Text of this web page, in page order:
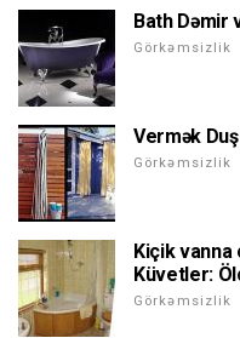
Bath Dəmir
Görkəmsizlik
Vermək
Görkəmsizlik
Kiçik vanna
Küvetler:
Görkəmsizlik